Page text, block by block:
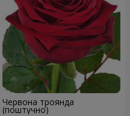
Червона троянда
(поштучно)